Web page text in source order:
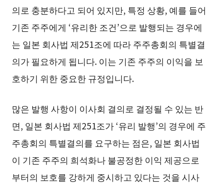
의로 충분하다고 되어 있지만, 특정 상황, 예를 들어
기존 주주에게 ‘유리한 조건’으로 발행되는 경우에
는 일본 회사법 제251조에 따라 주주총회의 특별결
의가 필요하게 됩니다. 이는 기존 주주의 이익을 보
호하기 위한 중요한 규정입니다.
많은 발행 사항이 이사회 결의로 결정될 수 있는 반
면, 일본 회사법 제251조가 ‘유리 발행’의 경우에 주
주총회의 특별결의를 요구하는 점은, 일본 회사법
이 기존 주주의 희석화나 불공정한 이익 제공으로
부터의 보호를 강하게 중시하고 있다는 것을 시사